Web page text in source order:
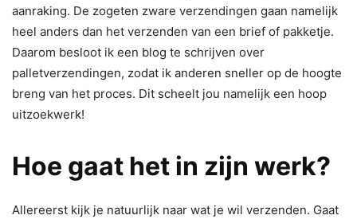
aanraking. De zogeten zware verzendingen gaan namelijk
heel anders dan het verzenden van een brief of pakketje.
Daarom besloot ik een blog te schrijven over
palletverzendingen, zodat ik anderen sneller op de hoogte
breng van het proces. Dit scheelt jou namelijk een hoop
uitzoekwerk!
Hoe gaat het in zijn werk?
Allereerst kijk je natuurlijk naar wat je wil verzenden. Gaat